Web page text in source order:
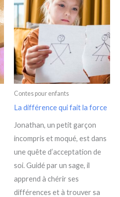
Contes pour enfants
La différence qui fait la force
Jonathan, un petit garçon
incompris et moqué, est dans
une quête d’acceptation de
soi. Guidé par un sage, il
apprend à chérir ses
différences et à trouver sa